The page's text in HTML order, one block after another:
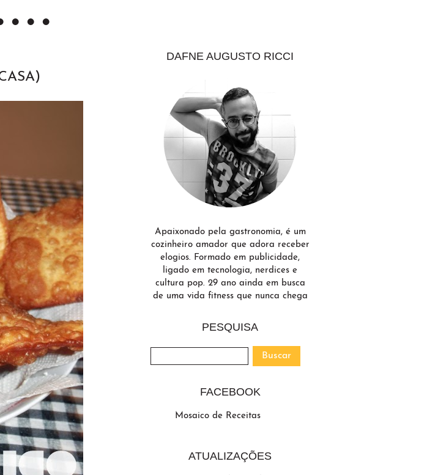
DAFNE AUGUSTO RICCI
Apaixonado pela gastronomia, é um
cozinheiro amador que adora receber
elogios. Formado em publicidade,
ligado em tecnologia, nerdices e
cultura pop. 29 ano ainda em busca
de uma vida fitness que nunca chega
PESQUISA
FACEBOOK
Mosaico de Receitas
ATUALIZAÇÕES